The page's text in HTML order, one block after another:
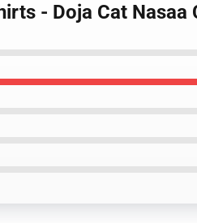
- Doja Cat Nasaa